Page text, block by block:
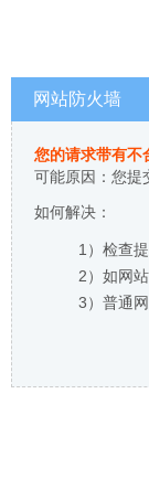
网站防火墙
您的请求带有不
可能原因：您提
如何解决：
1）检查
2）如网
3）普通